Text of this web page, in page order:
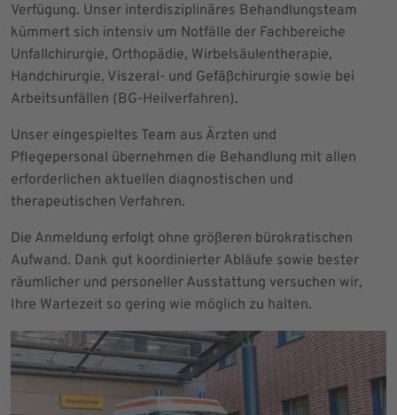
Verfügung. Unser interdisziplinäres Behandlungsteam
kümmert sich intensiv um Notfälle der Fachbereiche
Unfallchirurgie, Orthopädie, Wirbelsäulentherapie,
Handchirurgie, Viszeral- und Gefäßchirurgie sowie bei
Arbeitsunfällen (BG-Heilverfahren).
Unser eingespieltes Team aus Ärzten und
Pflegepersonal übernehmen die Behandlung mit allen
erforderlichen aktuellen diagnostischen und
therapeutischen Verfahren.
Die Anmeldung erfolgt ohne größeren bürokratischen
Aufwand. Dank gut koordinierter Abläufe sowie bester
räumlicher und personeller Ausstattung versuchen wir,
Ihre Wartezeit so gering wie möglich zu halten.